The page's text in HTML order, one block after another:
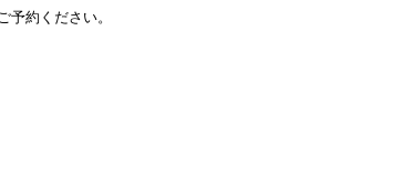
約ください。